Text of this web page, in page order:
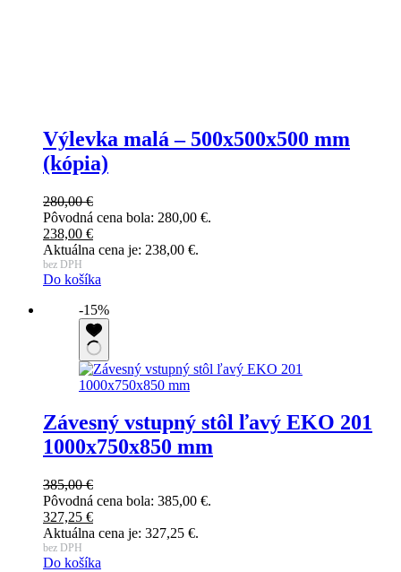
Výlevka malá – 500x500x500 mm
(kópia)
280,00€
Pôvodná cena bola: 280,00 €.
238,00 €
Aktuálna cena je: 238,00 €.
bez DPH
Do košíka
-15%
Závesný vstupný stôl ľavý EKO 201
1000x750x850 mm
385,00€
Pôvodná cena bola: 385,00 €.
327,25 €
Aktuálna cena je: 327,25 €.
bez DPH
Do košíka